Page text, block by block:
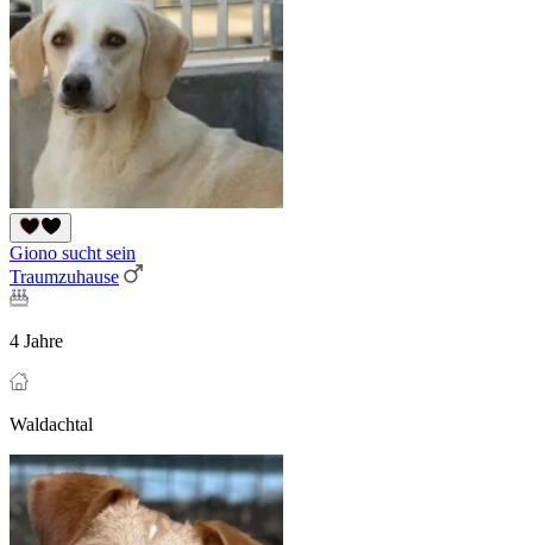
Giono sucht sein
Traumzuhause
4 Jahre
Waldachtal